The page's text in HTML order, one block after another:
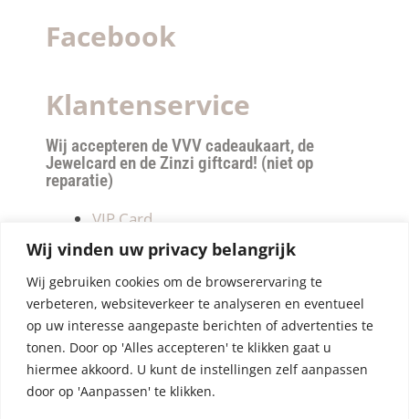
Wij vinden uw privacy belangrijk
Wij gebruiken cookies om de browserervaring te
verbeteren, websiteverkeer te analyseren en eventueel
op uw interesse aangepaste berichten of advertenties te
tonen. Door op 'Alles accepteren' te klikken gaat u
hiermee akkoord. U kunt de instellingen zelf aanpassen
door op 'Aanpassen' te klikken.
Facebook
Klantenservice
Wij accepteren de VVV cadeaukaart, de
Jewelcard en de Zinzi giftcard! (niet op
reparatie)
VIP Card
Retourneren
Betalen & verzendkosten
Privacy Policy
Algemene Voorwaarden